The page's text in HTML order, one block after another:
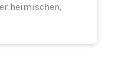
heimischen,